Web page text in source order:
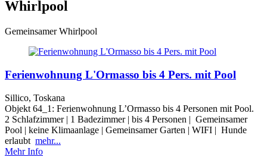
Whirlpool
Gemeinsamer Whirlpool
Ferienwohnung L'Ormasso bis 4 Pers. mit Pool
Sillico, Toskana
Objekt 64_1: Ferienwohnung L’Ormasso bis 4 Personen mit Pool.
2 Schlafzimmer | 1 Badezimmer | bis 4 Personen | Gemeinsamer
Pool | keine Klimaanlage | Gemeinsamer Garten | WIFI | Hunde
erlaubt mehr...
Mehr Info